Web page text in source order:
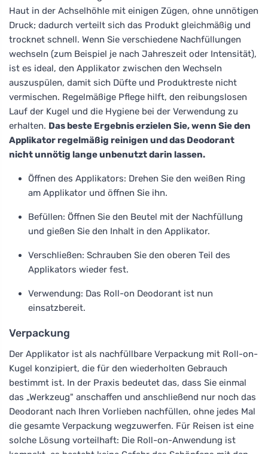
Haut in der Achselhöhle mit einigen Zügen, ohne unnötigen
Druck; dadurch verteilt sich das Produkt gleichmäßig und
trocknet schnell. Wenn Sie verschiedene Nachfüllungen
wechseln (zum Beispiel je nach Jahreszeit oder Intensität),
ist es ideal, den Applikator zwischen den Wechseln
auszuspülen, damit sich Düfte und Produktreste nicht
vermischen. Regelmäßige Pflege hilft, den reibungslosen
Lauf der Kugel und die Hygiene bei der Verwendung zu
erhalten. Das beste Ergebnis erzielen Sie, wenn Sie den
Applikator regelmäßig reinigen und das Deodorant
nicht unnötig lange unbenutzt darin lassen.
Öffnen des Applikators: Drehen Sie den weißen Ring
am Applikator und öffnen Sie ihn.
Befüllen: Öffnen Sie den Beutel mit der Nachfüllung
und gießen Sie den Inhalt in den Applikator.
Verschließen: Schrauben Sie den oberen Teil des
Applikators wieder fest.
Verwendung: Das Roll-on Deodorant ist nun
einsatzbereit.
Verpackung
Der Applikator ist als nachfüllbare Verpackung mit Roll-on-
Kugel konzipiert, die für den wiederholten Gebrauch
bestimmt ist. In der Praxis bedeutet das, dass Sie einmal
das „Werkzeug" anschaffen und anschließend nur noch das
Deodorant nach Ihren Vorlieben nachfüllen, ohne jedes Mal
die gesamte Verpackung wegzuwerfen. Für Reisen ist eine
solche Lösung vorteilhaft: Die Roll-on-Anwendung ist